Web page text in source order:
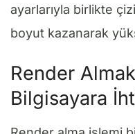
ayarlarıyla birlikte
boyut kazanarak
Render
Bilgisayara